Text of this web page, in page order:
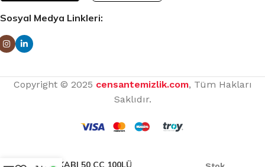
Sosyal Medya Linkleri:
Copyright © 2025 censantemizlik.com, Tüm Hakları
Saklıdır.
SOS KABI 50 CC 100LÜ